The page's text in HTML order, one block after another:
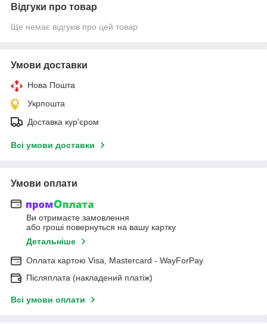
Відгуки про товар
Ще немає відгуків про цей товар
Умови доставки
Нова Пошта
Укрпошта
Доставка кур'єром
Всі умови доставки
Умови оплати
Ви отримаєте замовлення
або гроші повернуться на вашу картку
Детальніше
Оплата картою Visa, Mastercard - WayForPay
Післяплата (накладений платіж)
Всі умови оплати